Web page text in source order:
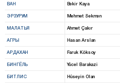
ВАН Bekir Kaya
ЭРЗУРУМ Mehmet Sekmen
МАЛАТЬЯ Ahmet Çakır
АГРЫ Hasan Arslan
АРДАХАН Faruk Köksoy
БИНГЁЛЬ Yücel Barakazi
БИТЛИС Hüseyin Olan